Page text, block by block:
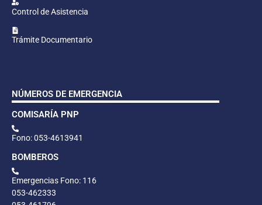
Control de Asistencia
Trámite Documentario
NÚMEROS DE EMERGENCIA
COMISARÍA PNP
Fono: 053-4613941
BOMBEROS
Emergencias Fono: 116
053-462333